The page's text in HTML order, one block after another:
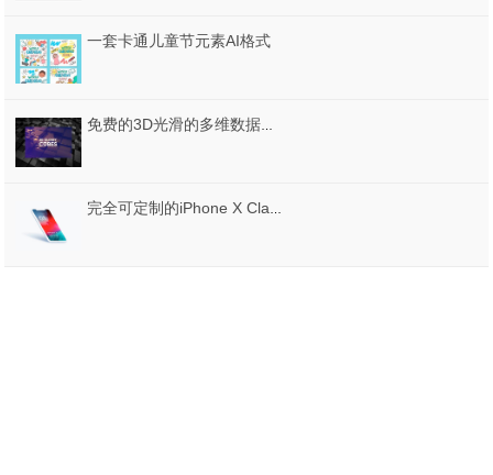
一套卡通儿童节元素AI格式